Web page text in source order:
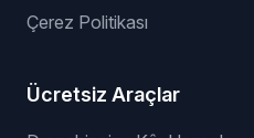
Çerez Politikası
Ücretsiz Araçlar